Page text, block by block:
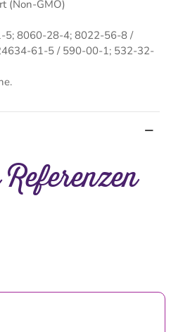
(Non-GMO)
5; 8060-28-4; 8022-56-8 /
61-5 / 590-00-1; 532-32-